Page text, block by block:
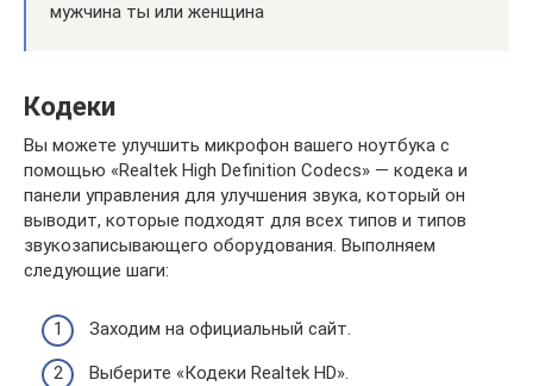
мужчина ты или женщина
Кодеки
Вы можете улучшить микрофон вашего ноутбука с
помощью «Realtek High Definition Codecs» — кодека и
панели управления для улучшения звука, который он
выводит, которые подходят для всех типов и типов
звукозаписывающего оборудования. Выполняем
следующие шаги:
Заходим на официальный сайт.
Выберите «Кодеки Realtek HD».